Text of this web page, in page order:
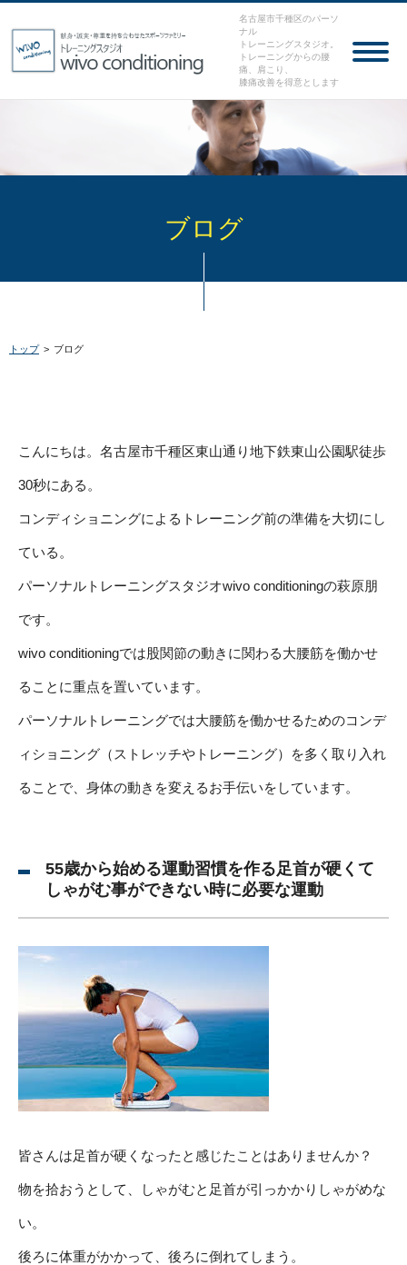
名古屋市千種区のパーソ
ナル
トレーニングスタジオ。
トレーニングからの腰
痛、肩こり、
膝痛改善を得意とします
ブログ
トップ > ブログ
こんにちは。名古屋市千種区東山通り地下鉄東山公園駅徒歩
30秒にある。
コンディショニングによるトレーニング前の準備を大切にし
ている。
パーソナルトレーニングスタジオwivo conditioningの萩原朋
です。
wivo conditioningでは股関節の動きに関わる大腰筋を働かせ
ることに重点を置いています。
パーソナルトレーニングでは大腰筋を働かせるためのコンデ
ィショニング（ストレッチやトレーニング）を多く取り入れ
ることで、身体の動きを変えるお手伝いをしています。
55歳から始める運動習慣を作る足首が硬くて
しゃがむ事ができない時に必要な運動
皆さんは足首が硬くなったと感じたことはありませんか？
物を拾おうとして、しゃがむと足首が引っかかりしゃがめな
い。
後ろに体重がかかって、後ろに倒れてしまう。